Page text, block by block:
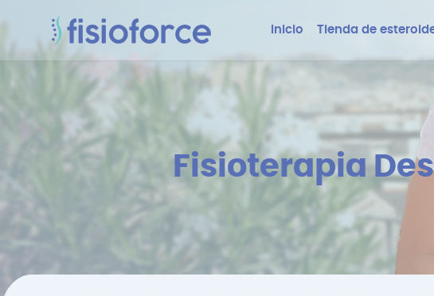
Inicio Tienda de
Fisioterapia